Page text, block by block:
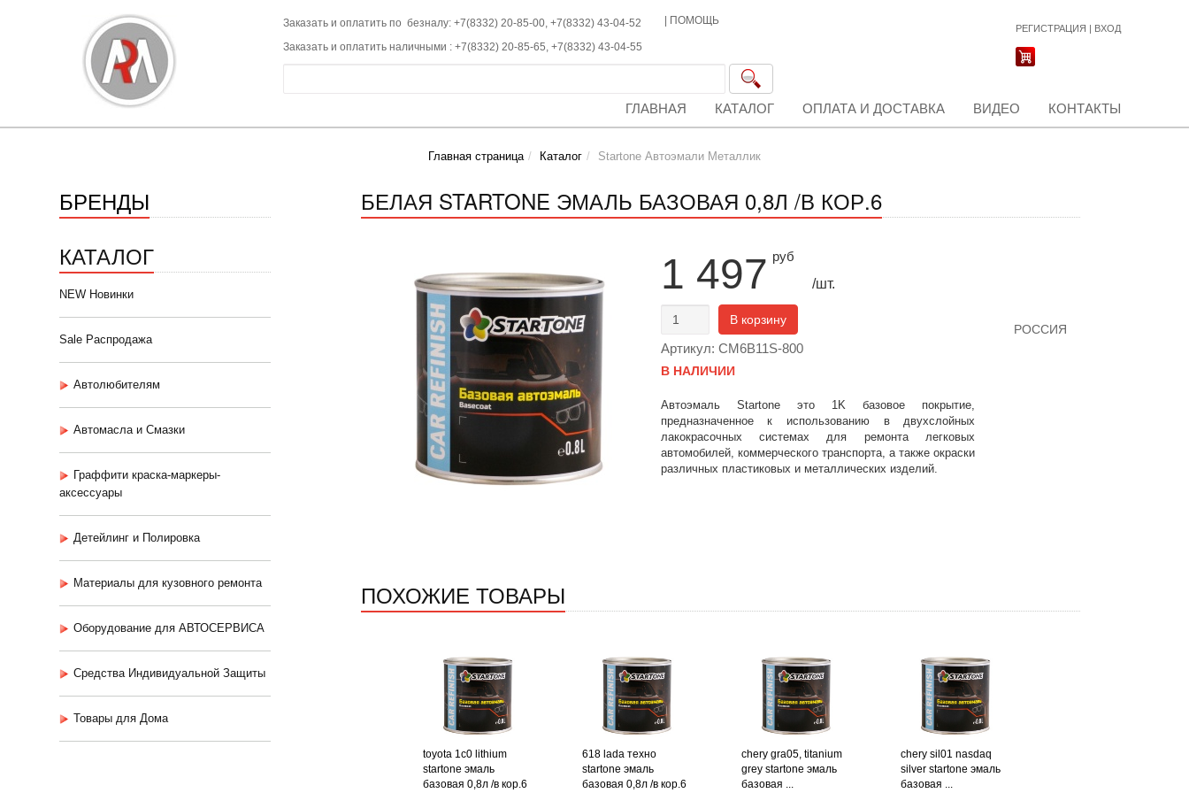
Заказать и оплатить по безналу: +7(8332) 20-85-00, +7(8332) 43-04-52
Заказать и оплатить наличными : +7(8332) 20-85-65, +7(8332) 43-04-55
ПОМОЩЬ
РЕГИСТРАЦИЯ | ВХОД
ГЛАВНАЯ КАТАЛОГ ОПЛАТА И ДОСТАВКА ВИДЕО КОНТАКТЫ
Главная страница Каталог Startone Автоэмали Металлик
БРЕНДЫ
КАТАЛОГ
NEW Новинки
Sale Распродажа
Автолюбителям
Автомасла и Смазки
Граффити краска-маркеры-
аксессуары
Детейлинг и Полировка
Материалы для кузовного ремонта
Оборудование для АВТОСЕРВИСА
Средства Индивидуальной Защиты
Товары для Дома
БЕЛАЯ STARTONE ЭМАЛЬ БАЗОВАЯ 0,8Л /В КОР.6
1 497 руб
/шт.
В корзину
Артикул: CM6B11S-800
В НАЛИЧИИ
Автоэмаль Startone это 1K базовое покрытие,
предназначенное к использованию в двухслойных
лакокрасочных системах для ремонта легковых
автомобилей, коммерческого транспорта, а также окраски
различных пластиковых и металлических изделий.
РОССИЯ
ПОХОЖИЕ ТОВАРЫ
toyota 1c0 lithium
startone эмаль
базовая 0,8л /в кор.6
618 lada техно
startone эмаль
базовая 0,8л /в кор.6
chery gra05, titanium
grey startone эмаль
базовая ...
chery sil01 nasdaq
silver startone эмаль
базовая ...